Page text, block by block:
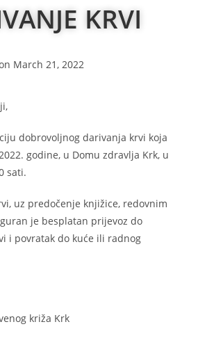
KRVI
March 21, 2022
dobrovoljnog darivanja krvi koja
godine, u Domu zdravlja Krk, u
sati.
uz predočenje knjižice, redovnim
je besplatan prijevoz do
i povratak do kuće ili radnog
križa Krk